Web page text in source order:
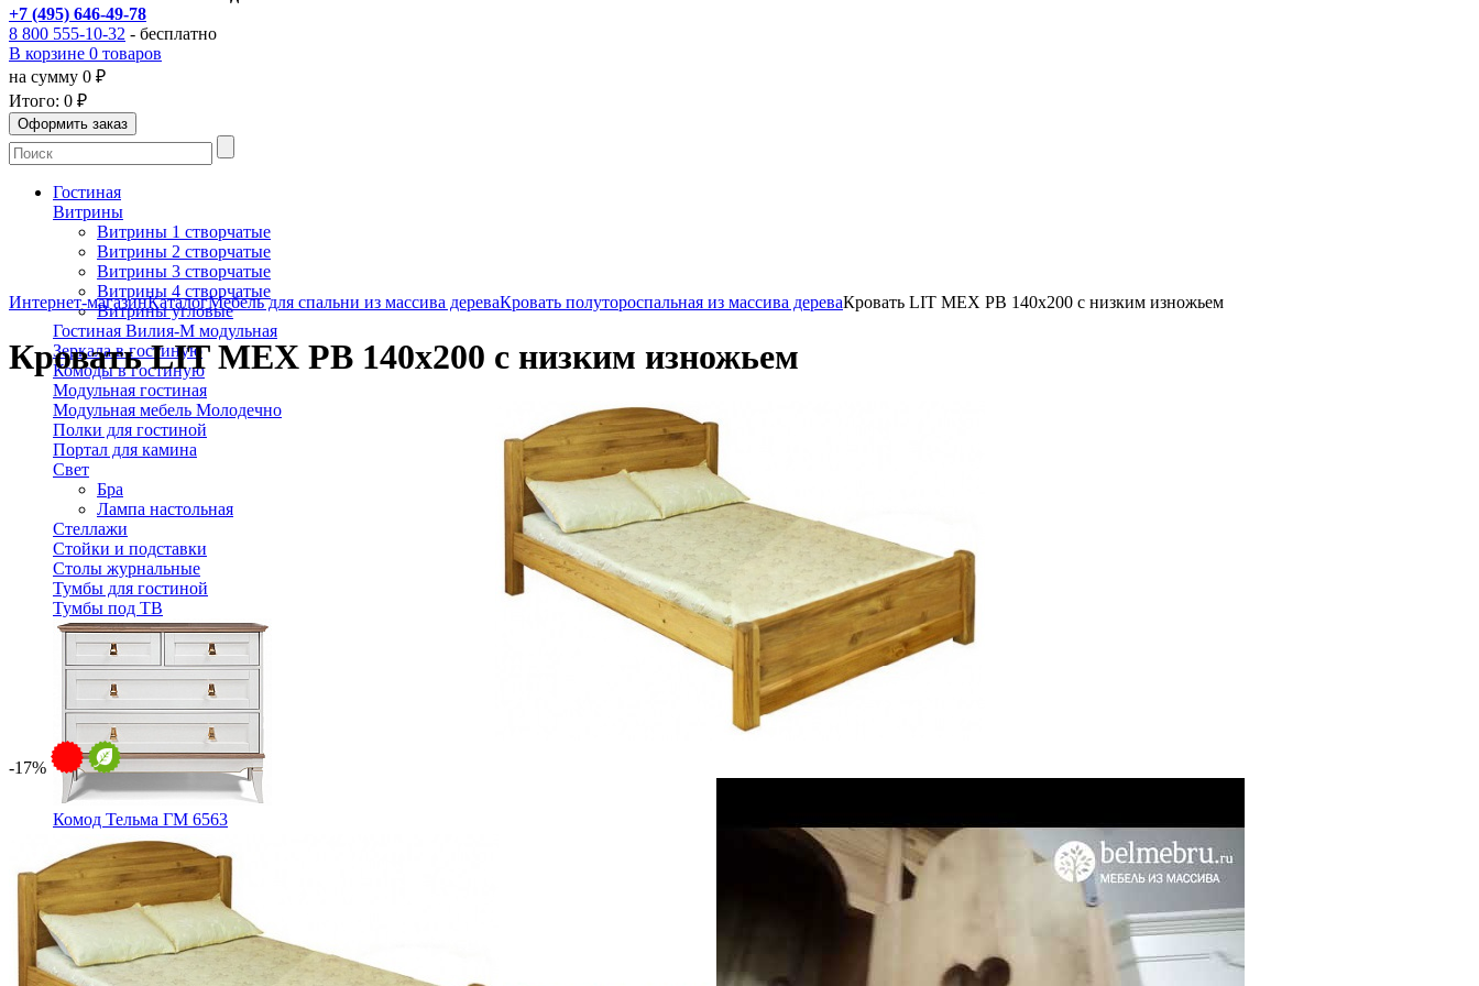
+7 (495) 646-49-78
8 800 555-10-32 - бесплатно
В корзине 0 товаров
на сумму 0 ₽
Итого: 0 ₽
Гостиная
Витрины
Витрины 1 створчатые
Витрины 2 створчатые
Витрины 3 створчатые
Витрины 4 створчатые
Витрины угловые
Гостиная Вилия-М модульная
Зеркала в гостиную
Комоды в гостиную
Модульная гостиная
Модульная мебель Молодечно
Полки для гостиной
Портал для камина
Свет
Бра
Лампа настольная
Стеллажи
Стойки и подставки
Столы журнальные
Тумбы для гостиной
Тумбы под ТВ
Комод Тельма ГМ 6563
70 522 ₽
78 358 ₽
В корзину
-10%
Спальня
Деревянные кровати с подъемным механизмом
Интернет-магазинКаталогМебель для спальни из массива дереваКровать полутороспальная из массива дереваКровать LIT MEX PB 140х200 с низким изножьем
Кровать LIT MEX PB 140х200 с низким изножьем
-17%